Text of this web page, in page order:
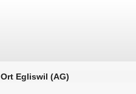
Ort Egliswil (AG)